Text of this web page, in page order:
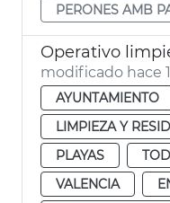
PERONES AMB
modificado hace
AYUNTAMIENTO
LIMPIEZA Y
PLAYAS
VALENCIA